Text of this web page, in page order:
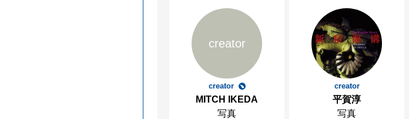
creator
creator
MITCH IKEDA
写真
creator
平賀淳
写真